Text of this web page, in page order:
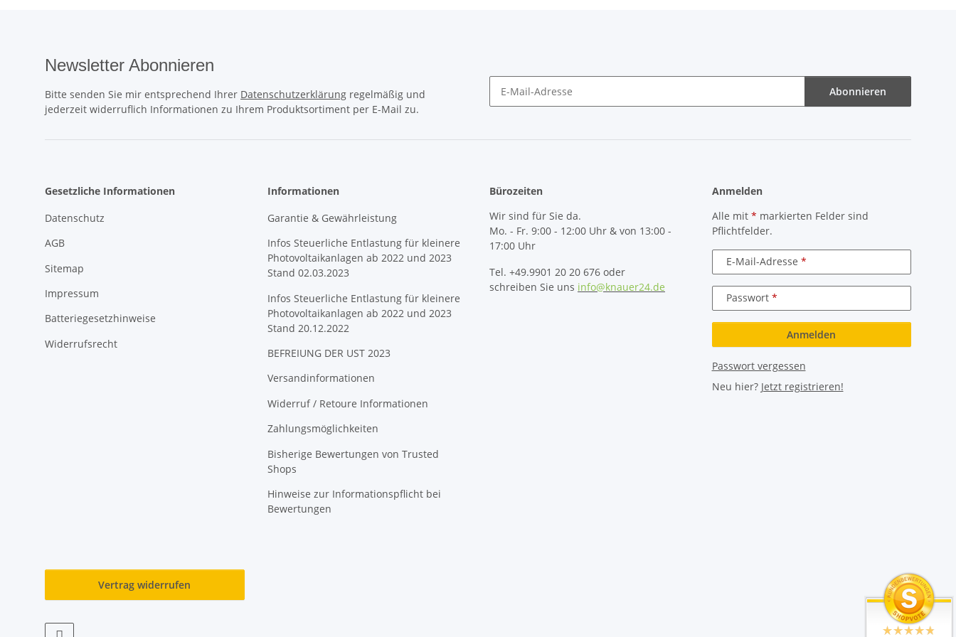
Newsletter Abonnieren
Bitte senden Sie mir entsprechend Ihrer Datenschutzerklärung regelmäßig und
jederzeit widerruflich Informationen zu Ihrem Produktsortiment per E-Mail zu.
Abonnieren
Gesetzliche Informationen
Datenschutz
AGB
Sitemap
Impressum
Batteriegesetzhinweise
Widerrufsrecht
Informationen
Garantie & Gewährleistung
Infos Steuerliche Entlastung für kleinere
Photovoltaikanlagen ab 2022 und 2023
Stand 02.03.2023
Infos Steuerliche Entlastung für kleinere
Photovoltaikanlagen ab 2022 und 2023
Stand 20.12.2022
BEFREIUNG DER UST 2023
Versandinformationen
Widerruf / Retoure Informationen
Zahlungsmöglichkeiten
Bisherige Bewertungen von Trusted
Shops
Hinweise zur Informationspflicht bei
Bewertungen
Bürozeiten
Wir sind für Sie da.
Mo. - Fr. 9:00 - 12:00 Uhr & von 13:00 -
17:00 Uhr
Tel. +49.9901 20 20 676 oder
schreiben Sie uns info@knauer24.de
Anmelden
Alle mit * markierten Felder sind
Pflichtfelder.
E-Mail-Adresse
Passwort
Anmelden
Passwort vergessen
Neu hier? Jetzt registrieren!
Vertrag widerrufen